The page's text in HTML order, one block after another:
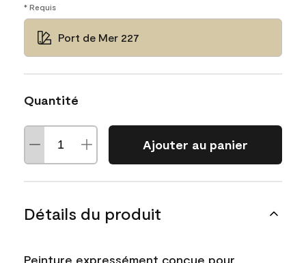
* Requis
Port de Mer 227
Quantité
Ajouter au panier
Détails du produit
Peinture expressément conçue pour